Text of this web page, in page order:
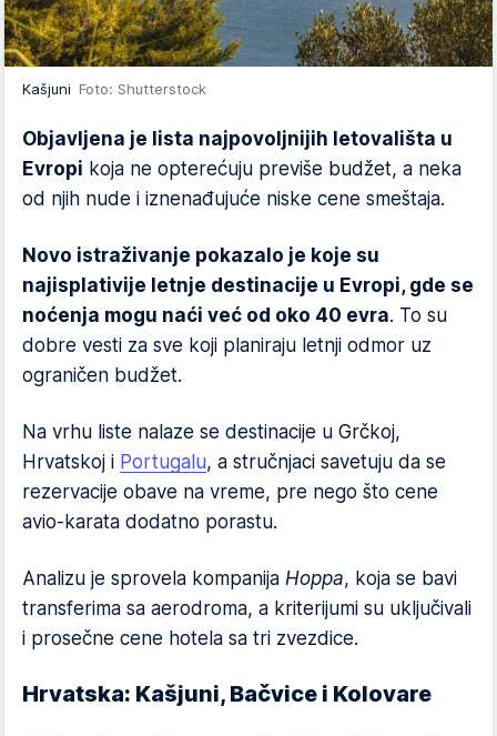
Kašjuni Foto: Shutterstock
Objavljena je lista najpovoljnijih letovališta u
Evropi koja ne opterećuju previše budžet, a neka
od njih nude i iznenađujuće niske cene smeštaja.
Novo istraživanje pokazalo je koje su
najisplativije letnje destinacije u Evropi, gde se
noćenja mogu naći već od oko 40 evra. To su
dobre vesti za sve koji planiraju letnji odmor uz
ograničen budžet.
Na vrhu liste nalaze se destinacije u Grčkoj,
Hrvatskoj i Portugalu, a stručnjaci savetuju da se
rezervacije obave na vreme, pre nego što cene
avio-karata dodatno porastu.
Analizu je sprovela kompanija Hoppa, koja se bavi
transferima sa aerodroma, a kriterijumi su uključivali
i prosečne cene hotela sa tri zvezdice.
Hrvatska: Kašjuni, Bačvice i Kolovare